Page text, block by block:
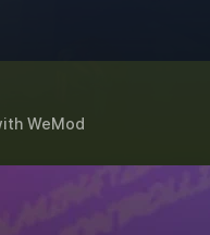
WeMod